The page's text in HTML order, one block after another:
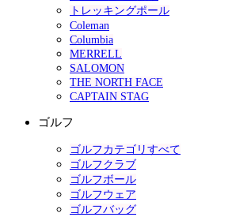
トレッキングポール
Coleman
Columbia
MERRELL
SALOMON
THE NORTH FACE
CAPTAIN STAG
ゴルフ
ゴルフカテゴリすべて
ゴルフクラブ
ゴルフボール
ゴルフウェア
ゴルフバッグ